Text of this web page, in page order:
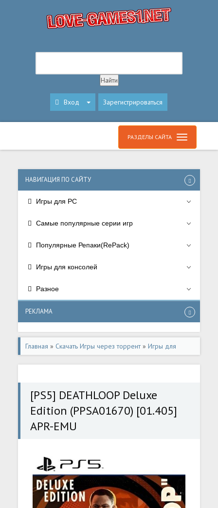
Вход Зарегистрироваться
РАЗДЕЛЫ САЙТА
НАВИГАЦИЯ ПО САЙТУ
Игры для PC
Самые популярные серии игр
Популярные Репаки(RePack)
Игры для консолей
Разное
РЕКЛАМА
Главная » Скачать Игры через торрент»Игры для
консолей»Игры для Playstation 5
[PS5] DEATHLOOP Deluxe
Edition (PPSA01670) [01.405]
APR-EMU